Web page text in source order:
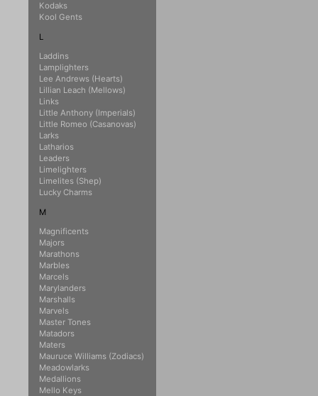
Kodaks
Kool Gents
L
Laddins
Lamplighters
Lee Andrews (Hearts)
Lillian Leach (Mellows)
Links
Little Anthony (Imperials)
Little Romeo (Casanovas)
Larks
Latharios
Leaders
Limelighters
Limelites (Shep)
Lucky Charms
M
Magnificents
Majors
Marathons
Marbles
Marcels
Marylanders
Marshalls
Marvels
Master Tones
Matadors
Maters
Mauruce Williams (Zodiacs)
Meadowlarks
Medallions
Mello Keys